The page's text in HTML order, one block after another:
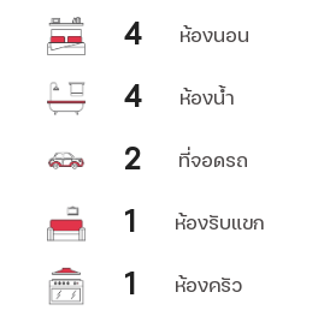
4 ห้องนอน
4 ห้องน้ำ
2 ที่จอดรถ
1 ห้องรับแขก
1 ห้องครัว